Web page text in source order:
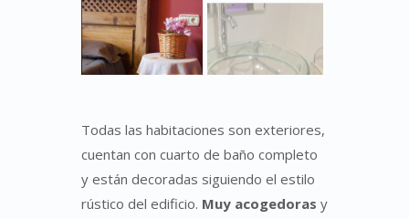
Todas las habitaciones son exteriores,
cuentan con cuarto de baño completo
y están decoradas siguiendo el estilo
rústico del edificio. Muy acogedoras y